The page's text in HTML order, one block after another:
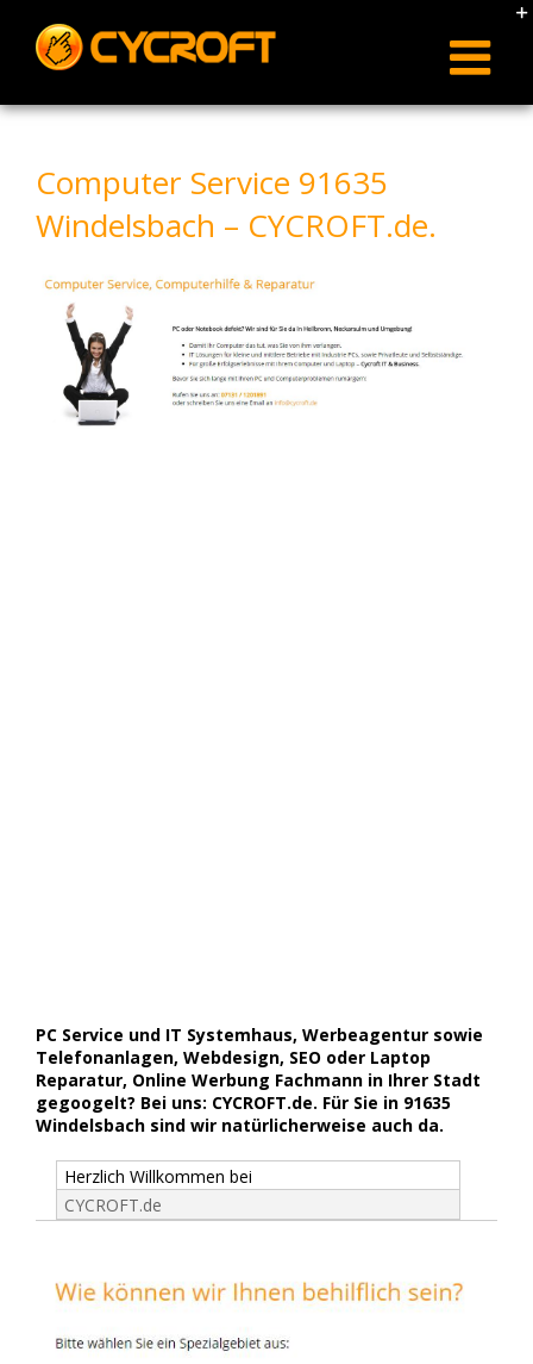
content
Computer Service 91635
Windelsbach – CYCROFT.de.
PC Service und IT Systemhaus, Werbeagentur sowie
Telefonanlagen, Webdesign, SEO oder Laptop
Reparatur, Online Werbung Fachmann in Ihrer Stadt
gegoogelt? Bei uns: CYCROFT.de. Für Sie in 91635
Windelsbach sind wir natürlicherweise auch da.
Herzlich Willkommen bei
CYCROFT.de